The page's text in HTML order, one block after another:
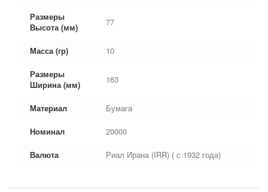
Размеры
Высота (мм)
77
Масса (гр) 10
Размеры
Ширина (мм)
163
Материал Бумага
Номинал 20000
Валюта Риал Ирана (IRR) ( с 1932 года)